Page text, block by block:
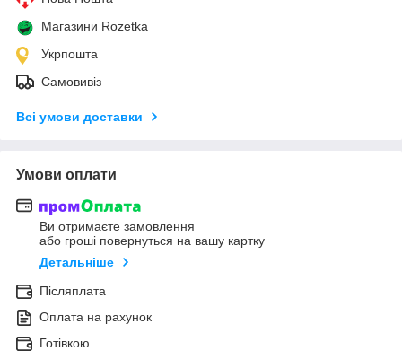
Магазини Rozetka
Укрпошта
Самовивіз
Всі умови доставки
Умови оплати
Ви отримаєте замовлення
або гроші повернуться на вашу картку
Детальніше
Післяплата
Оплата на рахунок
Готівкою